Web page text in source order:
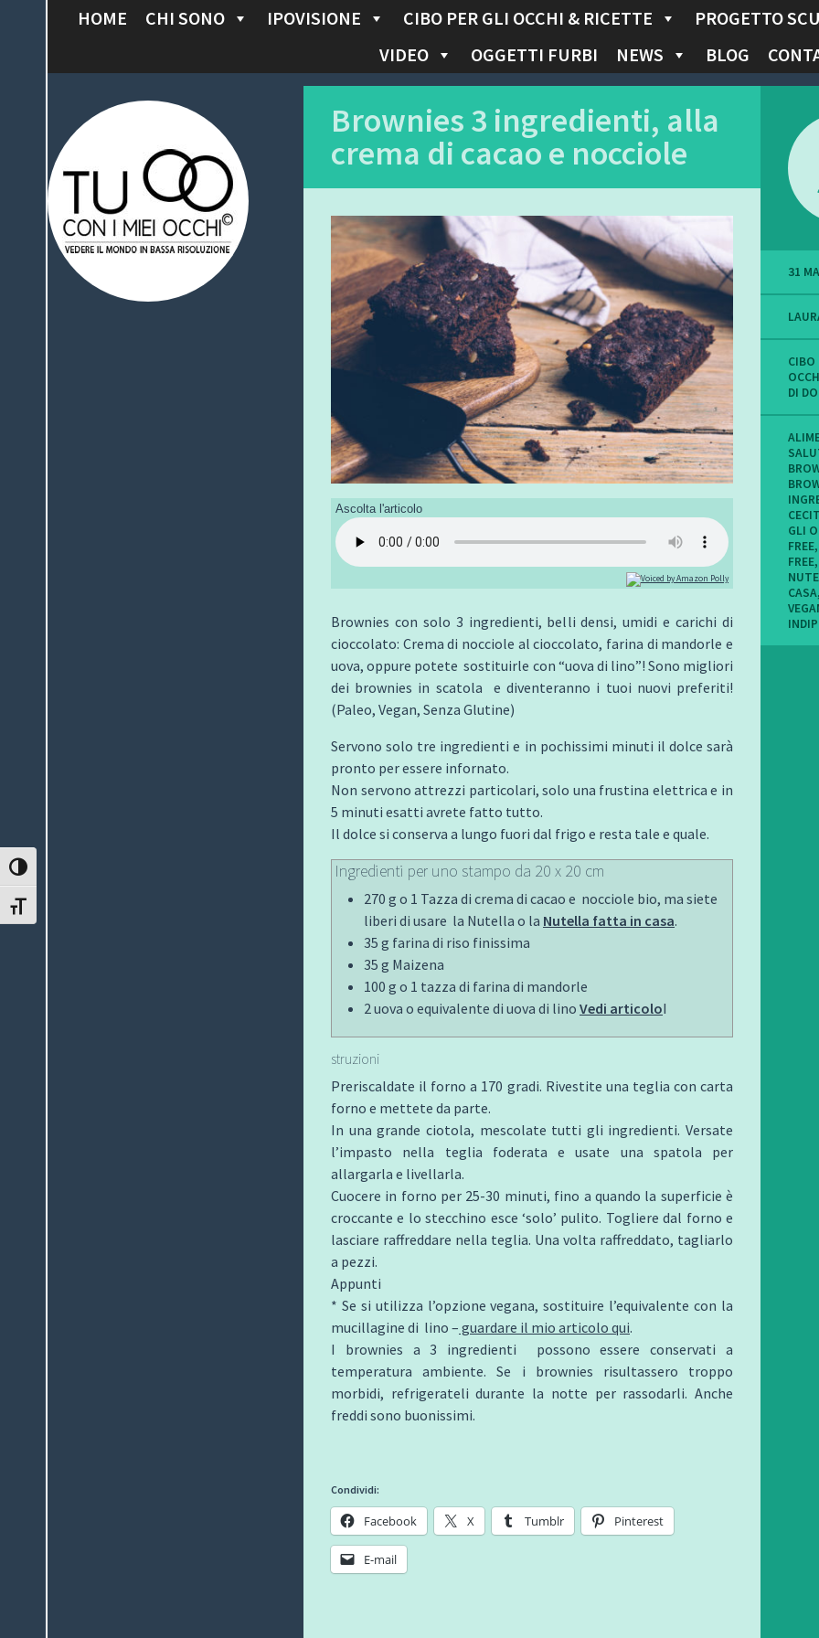
ATTIVA/DISATTIVA ALTO CONTRASTO
ATTIVA/DISATTIVA DIMENSIONE TESTO
I
C
O
N
T
HOME CHI SONO IPOVISIONE CIBO PER GLI OCCHI & RICETTE PROGETTO
VIDEO
OGGETTI FURBI NEWS BLOG
Tu con i miei
occhi
Brownies 3 ingredienti, alla
crema di cacao e nocciole
Ascolta l'articolo
Brownies con solo 3 ingredienti, belli densi, umidi e carichi di
cioccolato: Crema di nocciole al cioccolato, farina di mandorle e
uova, oppure potete sostituirle con “uova di lino”! Sono migliori
dei brownies in scatola e diventeranno i tuoi nuovi preferiti!
(Paleo, Vegan, Senza Glutine)
Servono solo tre ingredienti e in pochissimi minuti il dolce sarà
pronto per essere infornato.
Non servono attrezzi particolari, solo una frustina elettrica e in
5 minuti esatti avrete fatto tutto.
Il dolce si conserva a lungo fuori dal frigo e resta tale e quale.
Ingredienti per uno stampo da 20 x 20 cm
270 g o 1 Tazza di crema di cacao e nocciole bio, ma siete
liberi di usare la Nutella o la Nutella fatta in casa.
35 g farina di riso finissima
35 g Maizena
100 g o 1 tazza di farina di mandorle
2 uova o equivalente di uova di lino Vedi articoloI
struzioni
Preriscaldate il forno a 170 gradi. Rivestite una teglia con carta
forno e mettete da parte.
In una grande ciotola, mescolate tutti gli ingredienti. Versate
l’impasto nella teglia foderata e usate una spatola per
allargarla e livellarla.
Cuocere in forno per 25-30 minuti, fino a quando la superficie è
croccante e lo stecchino esce ‘solo’ pulito. Togliere dal forno e
lasciare raffreddare nella teglia. Una volta raffreddato, tagliarlo
a pezzi.
Appunti
* Se si utilizza l’opzione vegana, sostituire l’equivalente con la
mucillagine di lino – guardare il mio articolo qui.
I brownies a 3 ingredienti possono essere conservati a
temperatura ambiente. Se i brownies risultassero troppo
morbidi, refrigerateli durante la notte per rassodarli. Anche
freddi sono buonissimi.
Condividi:
Facebook X Tumblr Pinterest
E-mail
31
CIBO
DI
GLI
FREE,
FREE,
CASA,